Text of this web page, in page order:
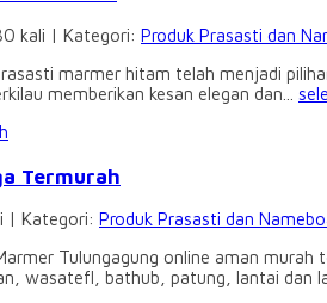
kali | Kategori: Produk Prasasti dan
marmer hitam telah menjadi
memberikan kesan elegan dan...
Termurah
| Kategori: Produk Prasasti dan
Tulungagung online aman
wasatefl, bathub, patung, lantai dan